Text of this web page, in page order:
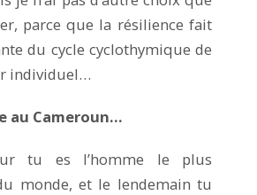
parce que la résilience fait
du cycle cyclothymique de
individuel…
au Cameroun…
tu es l’homme le plus
monde, et le lendemain tu